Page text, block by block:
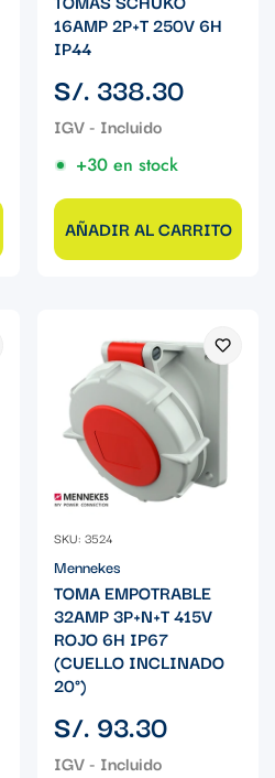
16AMP 2P+T 250V 6H
IP44
Precio
regular
S/. 338.30
+30 en stock
AÑADIR AL CARRITO
SKU: 3524
Mennekes
TOMA EMPOTRABLE
32AMP 3P+N+T 415V
ROJO 6H IP67
(CUELLO INCLINADO
20°)
Precio
regular
S/. 93.30